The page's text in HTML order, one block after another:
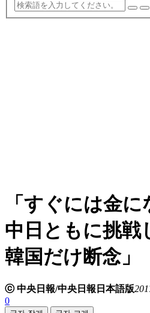
「すぐには金
中日ともに挑戦
韓国だけ断念」
ⓒ 中央日報/中央日報日本語版
0